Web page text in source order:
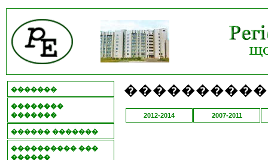
�������
��������
�������
������ �������
���������� ���
������
2012-2014 2007-2011